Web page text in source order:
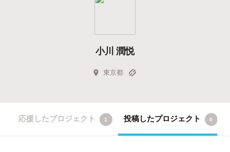
小川 潤悦
東京都
応援したプロジェクト 1 投稿したプロジェクト 0